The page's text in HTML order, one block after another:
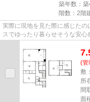
築年数：築
階数：2階
実際に現地を見た際に感じた
スでゆったり暮らせそうな安
(管
敷
所
間
面